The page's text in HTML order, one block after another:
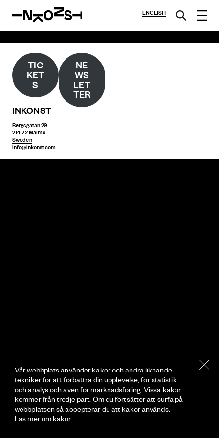
ENGLISH
TIC
KET
S
NE
WS
LET
TER
INKONST
Bergsgatan 29
214 22 Malmö
Sweden
info@inkonst.com
Vår webbplats använder kakor och andra liknande
tekniker för att förbättra din upplevelse, för statistik
och analys och även för marknadsföring. Vissa kakor
kommer från tredje part. Om du fortsätter att surfa på
webbplatsen så accepterar du att kakor används.
Läs mer om kakor